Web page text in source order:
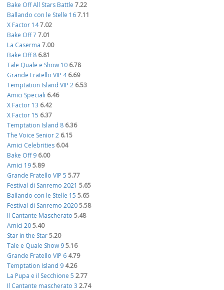
Bake Off All Stars Battle 7.22
Ballando con le Stelle 167.11
X Factor 147.02
Bake Off 7 7.01
La Caserma 7.00
Bake Off 8 6.81
Tale Quale e Show 10 6.78
Grande Fratello VIP 4 6.69
Temptation Island VIP 2 6.53
Amici Speciali 6.46
X Factor 13 6.42
X Factor 15 6.37
Temptation Island 8 6.36
The Voice Senior 2 6.15
Amici Celebrities 6.04
Bake Off 9 6.00
Amici 195.89
Grande Fratello VIP 5 5.77
Festival di Sanremo 2021 5.65
Ballando con le Stelle 15 5.65
Festival di Sanremo 20205.58
Il Cantante Mascherato 5.48
Amici 205.40
Star in the Star5.20
Tale e Quale Show 95.16
Grande Fratello VIP 6 4.79
Temptation Island 9 4.26
La Pupa e il Secchione 5 2.77
Il Cantante mascherato 3 2.74